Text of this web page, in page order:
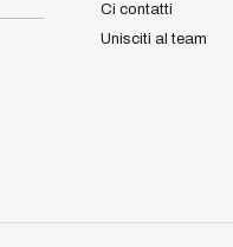
Ci contatti
Unisciti al team